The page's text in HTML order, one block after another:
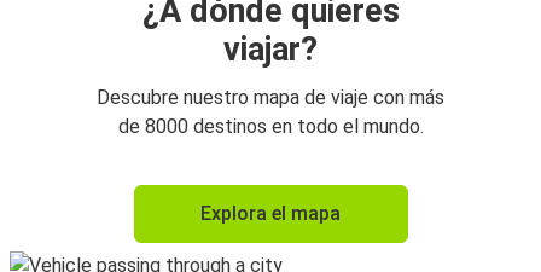
¿A dónde quieres
viajar?
Descubre nuestro mapa de viaje con más
de 8000 destinos en todo el mundo.
Explora el mapa